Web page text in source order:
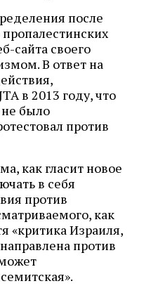
после
сайта своего
В ответ на
в 2013 году, что
было
против
как гласит новое
в себя
против
как
«критика Израиля,
против